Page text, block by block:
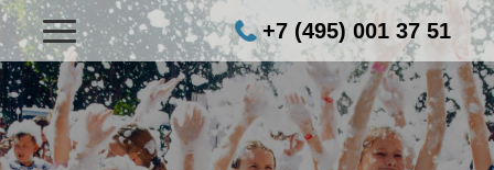
+7 (495) 001 37 51